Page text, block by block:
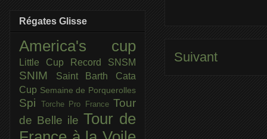
Suivant
Régates Glisse
America's cup
Little Cup Record SNSM
SNIM
Saint Barth Cata
Cup Semaine de Porquerolles
Spi Torche Pro France Tour
de Belle ile Tour de